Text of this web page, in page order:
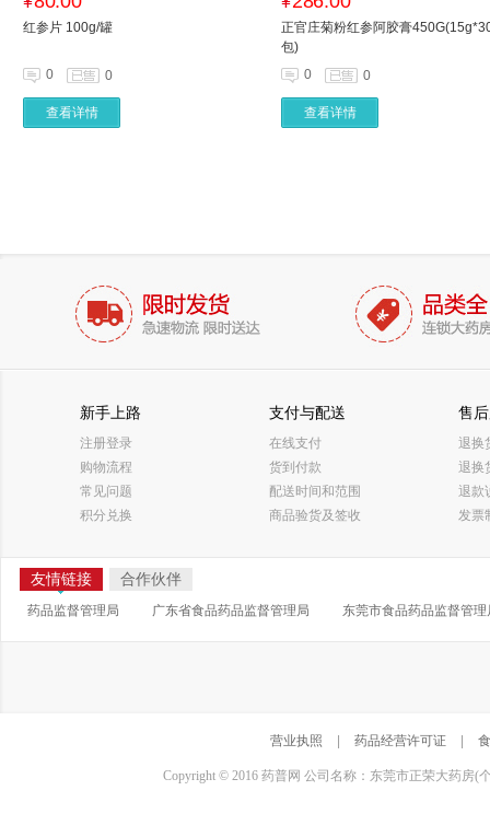
红参片 100g/罐
0 0
查看详情
正官庄菊粉红参阿胶膏
包)
0
0
查看详情
新手上路
注册登录
购物流程
常见问题
积分兑换
支付与配送
在线支付
货到付款
配送时间和范围
商品验货及签收
售
退换
退换
退款
发票
友情链接 合作伙伴
药品监督管理局 广东省食品药品监督管理局 东莞市食品药品监督管理
营业执照 药品经营许可证
Copyright © 2016 药普网 公司名称：东莞市正荣大药房(